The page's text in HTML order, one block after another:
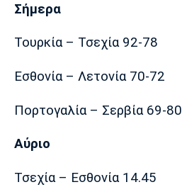
Σήμερα
Τουρκία – Τσεχία 92-78
Εσθονία – Λετονία 70-72
Πορτογαλία – Σερβία 69-80
Αύριο
Τσεχία – Εσθονία 14.45